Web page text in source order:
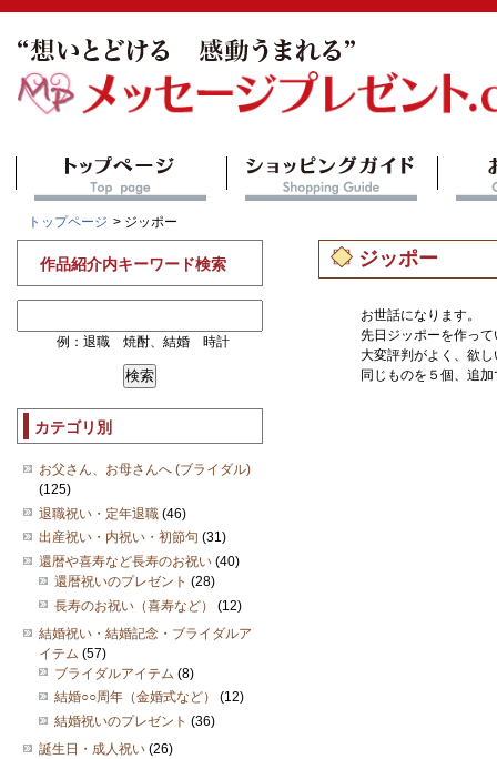
トップページ > ジッポー
ジッポー
お世話になります。
先日ジッポーを作っ
大変評判がよく、欲
同じものを５個、追
作品紹介内キーワード検索
例：退職 焼酎、結婚 時計
カテゴリ別
お父さん、お母さんへ (ブライダル)
(125)
退職祝い・定年退職 (46)
出産祝い・内祝い・初節句 (31)
還暦や喜寿など長寿のお祝い (40)
還暦祝いのプレゼント (28)
長寿のお祝い（喜寿など）
(12)
結婚祝い・結婚記念・ブライダルア
イテム (57)
ブライダルアイテム (8)
結婚○○周年（金婚式など）
(12)
結婚祝いのプレゼント (36)
誕生日・成人祝い (26)